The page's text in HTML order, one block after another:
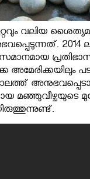
വലിയ
2014
അമേരിക്കയിലും
മഞ്ഞുവീഴ്ചയുടെ